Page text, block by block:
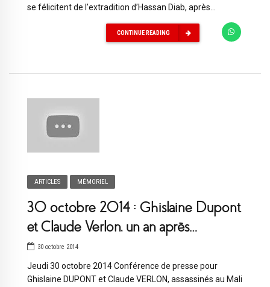
se félicitent de l’extradition d’Hassan Diab, après...
CONTINUE READING
ARTICLES MÉMORIEL
30 octobre 2014 : Ghislaine Dupont
et Claude Verlon, un an après…
30 octobre 2014
Jeudi 30 octobre 2014 Conférence de presse pour
Ghislaine DUPONT et Claude VERLON, assassinés au Mali